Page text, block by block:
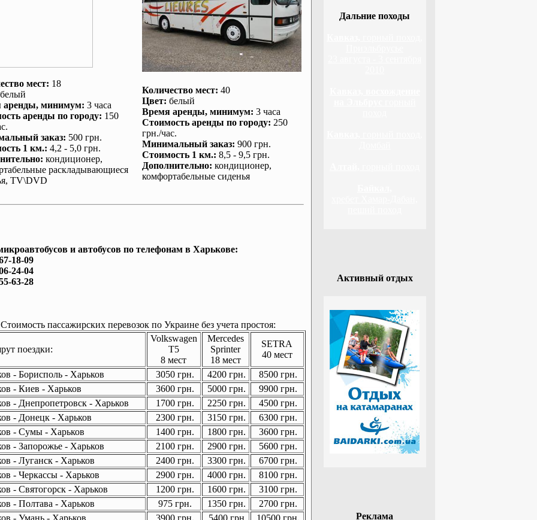
мест: 18
белый
аренды, минимум: 3 часа
аренды по городу: 150
заказ: 500 грн.
1 км.: 4,2 - 5,0 грн.
: кондиционер,
раскладывающиеся
TV\DVD
Количество мест: 40
Цвет: белый
Время аренды, минимум: 3 часа
Стоимость аренды по городу: 250
грн./час.
Минимальный заказ: 900 грн.
Стоимость 1 км.: 8,5 - 9,5 грн.
Дополнительно: кондиционер,
комфортабельные сиденья
и автобусов по телефонам в Харькове:
18-09
24-04
63-28
Стоимость пассажирских перевозок по Украине без учета простоя:
поездки:
Volkswagen
T5
8 мест
Mercedes
Sprinter
18 мест
SETRA
40 мест
- Борисполь - Харьков
3050 грн. 4200 грн.
8500 грн.
- Киев - Харьков
3600 грн. 5000 грн.
9900 грн.
- Днепропетровск - Харьков
1700 грн. 2250 грн.
4500 грн.
- Донецк - Харьков
2300 грн. 3150 грн.
6300 грн.
- Сумы - Харьков
1400 грн. 1800 грн.
3600 грн.
- Запорожье - Харьков
2100 грн. 2900 грн.
5600 грн.
- Луганск - Харьков
2400 грн. 3300 грн.
6700 грн.
- Черкассы - Харьков
2900 грн. 4000 грн.
8100 грн.
- Святогорск - Харьков
1200 грн. 1600 грн.
3100 грн.
- Полтава - Харьков
975 грн. 1350 грн.
2700 грн.
- Умань - Харьков
3900 грн. 5400 грн
10500 грн.
Дальние походы
Активный отдых
Реклама